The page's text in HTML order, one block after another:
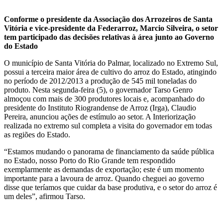
Conforme o presidente da Associação dos Arrozeiros de Santa
Vitória e vice-presidente da Federarroz, Marcio Silveira, o setor
tem participado das decisões relativas à área junto ao Governo
do Estado
O município de Santa Vitória do Palmar, localizado no Extremo Sul,
possui a terceira maior área de cultivo do arroz do Estado, atingindo
no período de 2012/2013 a produção de 545 mil toneladas do
produto. Nesta segunda-feira (5), o governador Tarso Genro
almoçou com mais de 300 produtores locais e, acompanhado do
presidente do Instituto Riograndense de Arroz (Irga), Claudio
Pereira, anunciou ações de estímulo ao setor. A Interiorização
realizada no extremo sul completa a visita do governador em todas
as regiões do Estado.
“Estamos mudando o panorama de financiamento da saúde pública
no Estado, nosso Porto do Rio Grande tem respondido
exemplarmente as demandas de exportação; este é um momento
importante para a lavoura de arroz. Quando cheguei ao governo
disse que teríamos que cuidar da base produtiva, e o setor do arroz é
um deles”, afirmou Tarso.